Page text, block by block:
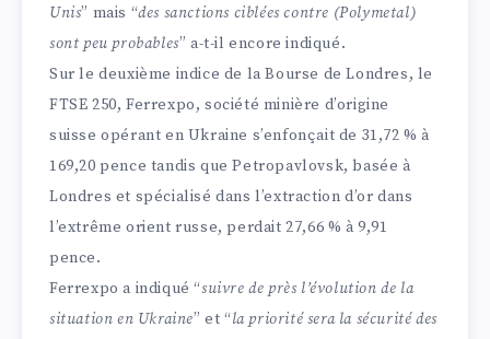
Unis” mais “des sanctions ciblées contre (Polymetal)
sont peu probables” a-t-il encore indiqué.
Sur le deuxième indice de la Bourse de Londres, le
FTSE 250, Ferrexpo, société minière d’origine
suisse opérant en Ukraine s’enfonçait de 31,72 % à
169,20 pence tandis que Petropavlovsk, basée à
Londres et spécialisé dans l’extraction d’or dans
l’extrême orient russe, perdait 27,66 % à 9,91
pence.
Ferrexpo a indiqué “suivre de près l’évolution de la
situation en Ukraine” et “la priorité sera la sécurité des